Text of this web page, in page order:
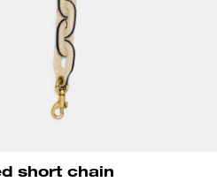
short chain